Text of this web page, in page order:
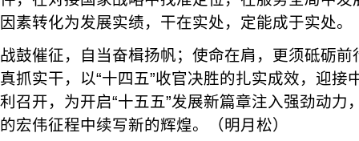
因素转化为发展实绩，干在实处，定能成于实处。
战鼓催征，自当奋楫扬帆；使命在肩，更须砥砺
真抓实干，以“十四五”收官决胜的扎实成效，迎接
利召开，为开启“十五五”发展新篇章注入强劲动力
的宏伟征程中续写新的辉煌。（明月松）